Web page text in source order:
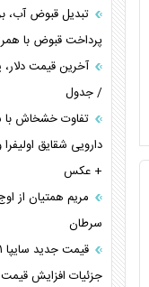
تبدیل قبوض آب،
پرداخت قبوض با
/ جدول
تفاوت خشخاش با
دارویی شقایق
+ عکس
مریم همتیان از
سرطان
جزئیات افزایش قیمت